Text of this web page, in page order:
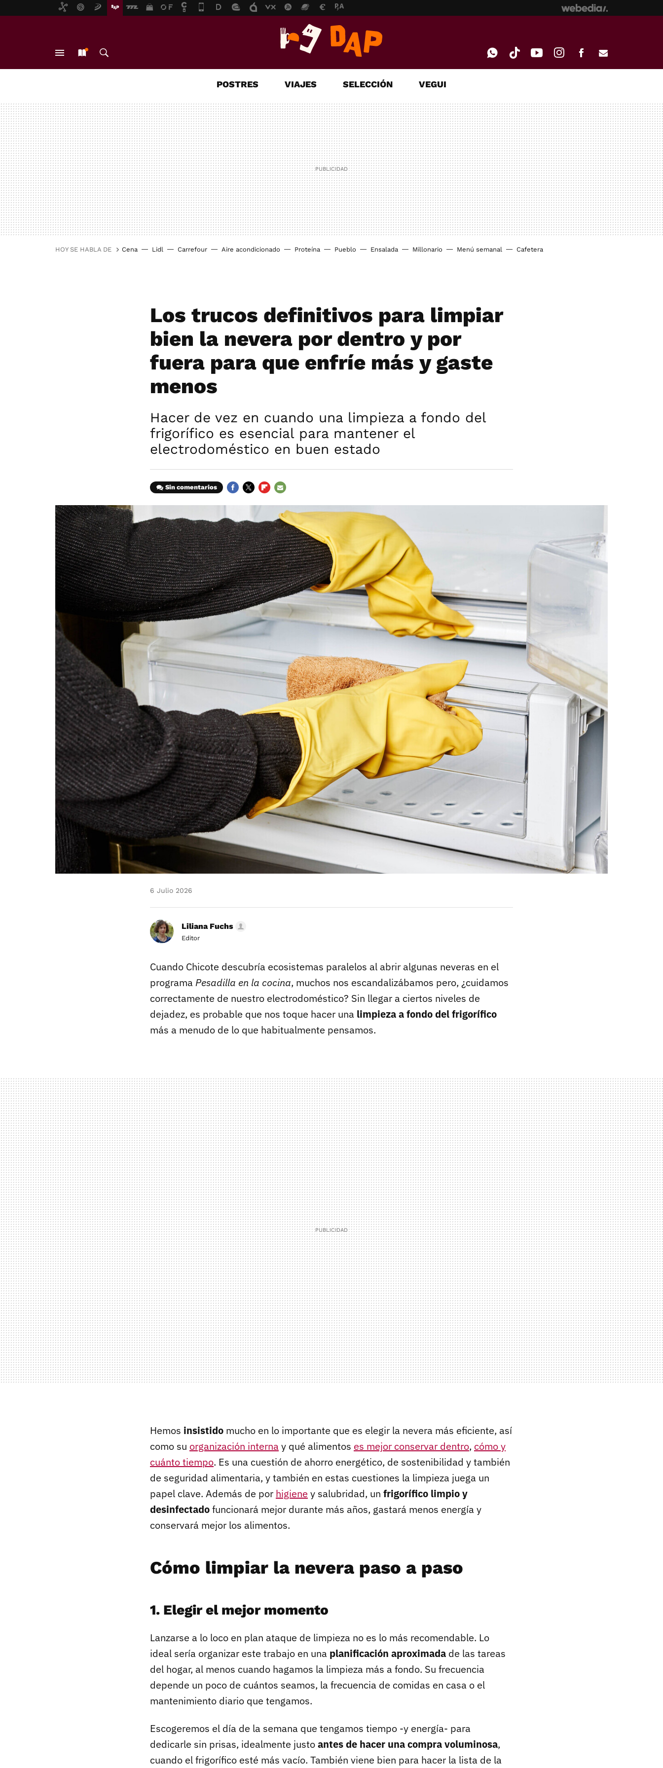
MAIL
POSTRES VIAJES SELECCIÓN VEGUI
HOY SE HABLA DE Cena Lidl Carrefour Aire acondicionado Proteína Pueblo Ensalada Millonario Menú semanal Cafetera
Los trucos definitivos para limpiar
bien la nevera por dentro y por
fuera para que enfríe más y gaste
menos
Hacer de vez en cuando una limpieza a fondo del
frigorífico es esencial para mantener el
electrodoméstico en buen estado
Sin comentarios
MAIL
6 Julio 2026
Liliana Fuchs
Editor
Cuando Chicote descubría ecosistemas paralelos al abrir algunas neveras en el
programa Pesadilla en la cocina, muchos nos escandalizábamos pero, ¿cuidamos
correctamente de nuestro electrodoméstico? Sin llegar a ciertos niveles de
dejadez, es probable que nos toque hacer una limpieza a fondo del frigorífico
más a menudo de lo que habitualmente pensamos.
Hemos insistido mucho en lo importante que es elegir la nevera más eficiente, así
como su organización internay qué alimentos es mejor conservar dentro, cómo y
cuánto tiempo. Es una cuestión de ahorro energético, de sostenibilidad y también
de seguridad alimentaria, y también en estas cuestiones la limpieza juega un
papel clave. Además de por higiene y salubridad, un frigorífico limpio y
desinfectadofuncionará mejor durante más años, gastará menos energía y
conservará mejor los alimentos.
Cómo limpiar la nevera paso a paso
1. Elegir el mejor momento
Lanzarse a lo loco en plan ataque de limpieza no es lo más recomendable. Lo
ideal sería organizar este trabajo en una planificación aproximada de las tareas
del hogar, al menos cuando hagamos la limpieza más a fondo. Su frecuencia
depende un poco de cuántos seamos, la frecuencia de comidas en casa o el
mantenimiento diario que tengamos.
Escogeremos el día de la semana que tengamos tiempo -y energía- para
dedicarle sin prisas, idealmente justoantes de hacer una compra voluminosa,
cuando el frigorífico esté más vacío. También viene bien para hacer la lista de la